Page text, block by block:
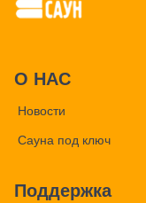
О НАС
Новости
Сауна под ключ
Поддержка